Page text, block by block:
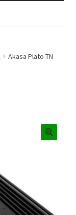
Akasa Plato TN